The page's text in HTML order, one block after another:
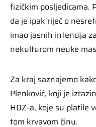
fizičkim posljedicama.
da je ipak riječ o
imao jasnih intencija
nekulturom neuke
Za kraj saznajemo
Plenković, koji je
HDZ-a, koje su platile
tom krvavom činu.